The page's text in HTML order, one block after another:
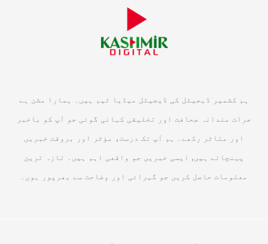
ہم کشمیر ڈیجیٹل کی ڈیجیٹل میڈیا ٹیم ہیں۔ ہمارا مشن ہے
جرات مندانہ صحافت اور تخلیقی کہانی گوئی جو آپ کو باخبر
اور متاثر رکھے۔ ہم آپ تک درست، مؤثر اور بروقت خبریں
پہنچاتے ہیں, ایسی خبریں جو واقعی اہم ہیں۔ تازہ ترین
معلومات حاصل کریں جو گہرائی اور وضاحت سے بھرپور ہوں۔